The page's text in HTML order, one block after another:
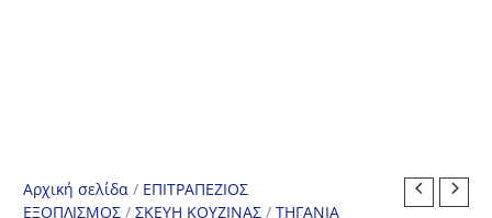
Αρχική σελίδα / ΕΠΙΤΡΑΠΕΖΙΟΣ
ΕΞΟΠΛΙΣΜΟΣ /ΣΚΕΥΗ ΚΟΥΖΙΝΑΣ /ΤΗΓΑΝΙΑ